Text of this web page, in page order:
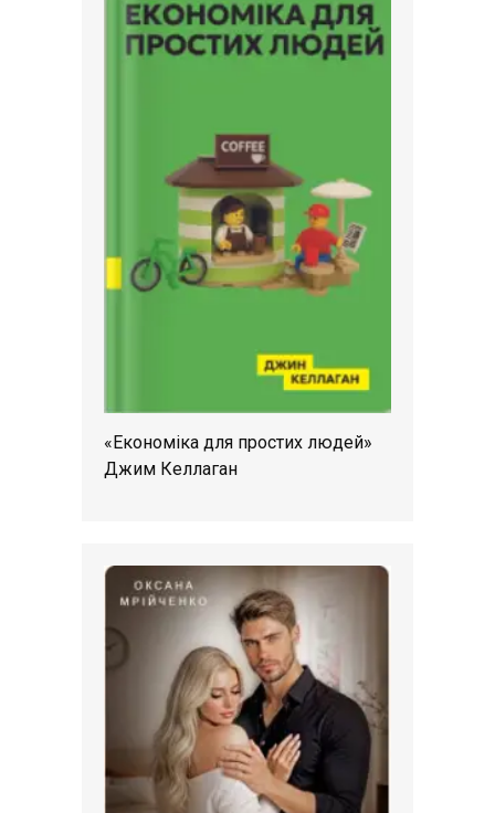
«Економіка для простих людей»
Джим Келлаган